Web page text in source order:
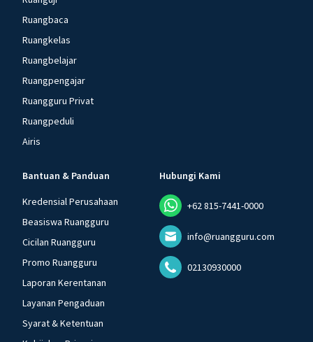
Ruangbaca
Ruangkelas
Ruangbelajar
Ruangpengajar
Ruangguru Privat
Ruangpeduli
Airis
Bantuan & Panduan
Kredensial Perusahaan
Beasiswa Ruangguru
Cicilan Ruangguru
Promo Ruangguru
Laporan Kerentanan
Layanan Pengaduan
Syarat & Ketentuan
Hubungi Kami
+62 815-7441-0000
info@ruangguru.com
02130930000